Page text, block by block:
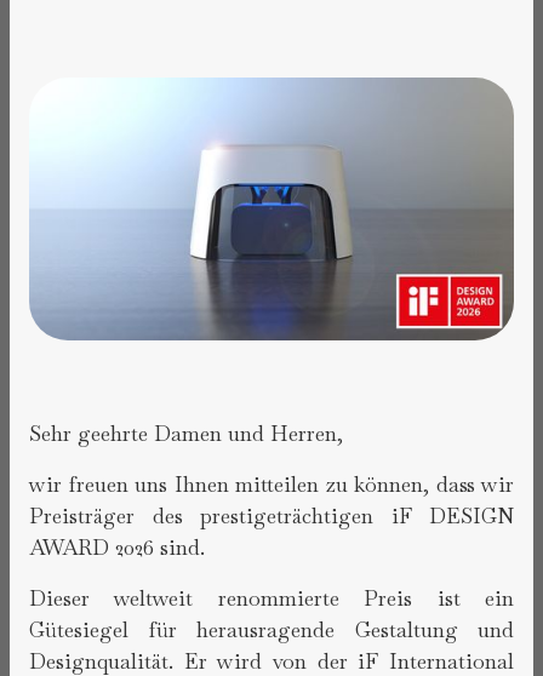
Sehr geehrte Damen und Herren,
wir freuen uns Ihnen mitteilen zu können, dass wir
Preisträger des prestigeträchtigen iF DESIGN
AWARD 2026 sind.
Dieser weltweit renommierte Preis ist ein
Gütesiegel für herausragende Gestaltung und
Designqualität. Er wird von der iF International